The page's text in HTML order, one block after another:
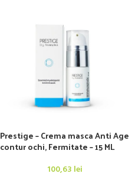
Prestige – Crema masca Anti Age
contur ochi, Fermitate – 15 ML
100,63 lei